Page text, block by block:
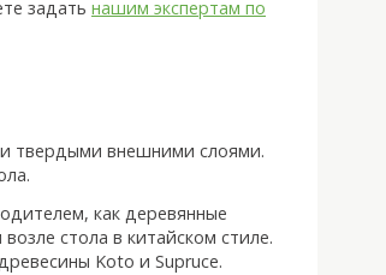
задать нашим экспертам по
твердыми внешними слоями.
как деревянные
стола в китайском стиле.
Koto и Supruce.